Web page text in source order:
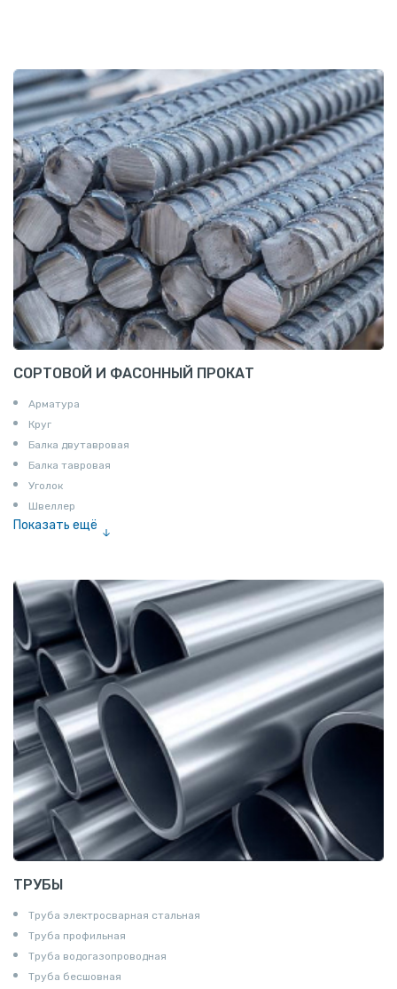
СОРТОВОЙ И ФАСОННЫЙ ПРОКАТ
Арматура
Круг
Балка двутавровая
Балка тавровая
Уголок
Швеллер
Показать ещё
Катанка
Шестигранник
Полособульб
Полукруг
Шпунт Ларсена
ТРУБЫ
Труба электросварная стальная
Труба профильная
Труба водогазопроводная
Труба бесшовная